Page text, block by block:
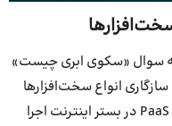
به سوال «سکوی ابری چیست»
انواع سخت‌افزارها
در پلتفرم PaaS است. نرم‌افزارهای ابری و PaaS در بستر اینترنت اجرا